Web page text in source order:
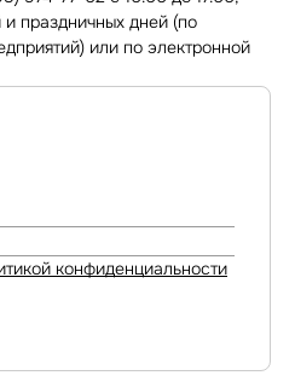
праздничных дней (по
или по электронной
конфиденциальности